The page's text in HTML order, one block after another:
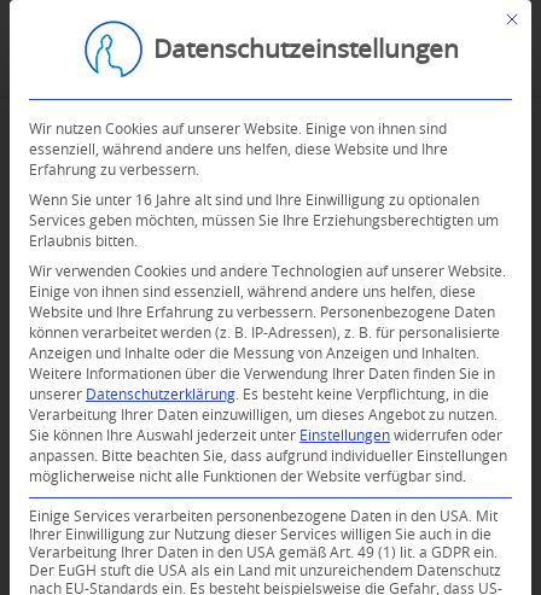
0
KOMMENTARE
Mit
Datenschutzeinstellungen
Wir nutzen Cookies auf unserer Website. Einige von ihnen sind
essenziell, während andere uns helfen, diese Website und Ihre
Erfahrung zu verbessern.
Wenn Sie unter 16 Jahre alt sind und Ihre Einwilligung zu optionalen
Services geben möchten, müssen Sie Ihre Erziehungsberechtigten um
Erlaubnis bitten.
Wir verwenden Cookies und andere Technologien auf unserer Website.
Einige von ihnen sind essenziell, während andere uns helfen, diese
Website und Ihre Erfahrung zu verbessern.
Personenbezogene Daten
können verarbeitet werden (z. B. IP-Adressen), z. B. für personalisierte
Anzeigen und Inhalte oder die Messung von Anzeigen und Inhalten.
Weitere Informationen über die Verwendung Ihrer Daten finden Sie in
unserer Datenschutzerklärung
Es besteht keine Verpflichtung, in die
Verarbeitung Ihrer Daten einzuwilligen, um dieses Angebot zu nutzen.
Sie können Ihre Auswahl jederzeit unter Einstellungen widerrufen oder
anpassen.
Bitte beachten Sie, dass aufgrund individueller Einstellungen
möglicherweise nicht alle Funktionen der Website verfügbar sind.
Einige Services verarbeiten personenbezogene Daten in den USA. Mit
Ihrer Einwilligung zur Nutzung dieser Services willigen Sie auch in die
Verarbeitung Ihrer Daten in den USA gemäß Art. 49 (1) lit. a GDPR ein.
Der EuGH stuft die USA als ein Land mit unzureichendem Datenschutz
nach EU-Standards ein. Es besteht beispielsweise die Gefahr, dass US-